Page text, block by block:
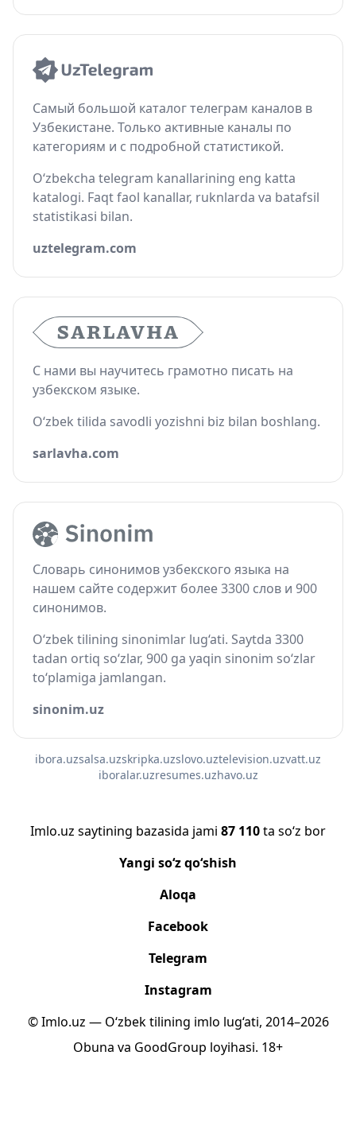
Самый большой каталог телеграм каналов в
Узбекистане. Только активные каналы по
категориям и с подробной статистикой.
O‘zbekcha telegram kanallarining eng katta
katalogi. Faqt faol kanallar, ruknlarda va batafsil
statistikasi bilan.
uztelegram.com
С нами вы научитесь грамотно писать на
узбекском языке.
O‘zbek tilida savodli yozishni biz bilan boshlang.
sarlavha.com
Словарь синонимов узбекского языка на
нашем сайте содержит более 3300 слов и 900
синонимов.
O‘zbek tilining sinonimlar lug‘ati. Saytda 3300
tadan ortiq so‘zlar, 900 ga yaqin sinonim so‘zlar
to‘plamiga jamlangan.
sinonim.uz
ibora.uzsalsa.uzskripka.uzslovo.uztelevision.uzvatt.uz
iboralar.uzresumes.uzhavo.uz
Imlo.uz saytining bazasida jami 87 110ta so‘z bor
Yangi so‘z qo‘shish
Aloqa
Facebook
Telegram
Instagram
© Imlo.uz — O‘zbek tilining imlo lug‘ati, 2014–2026
Obuna va GoodGroup loyihasi. 18+